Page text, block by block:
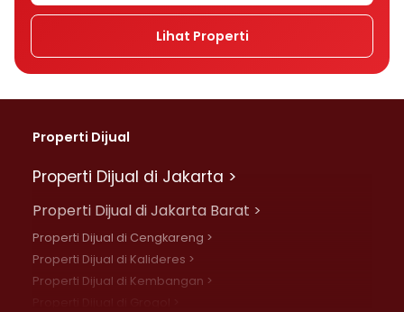
Lihat Properti
Properti Dijual
Properti Dijual di Jakarta >
Properti Dijual di Jakarta Barat >
Properti Dijual di Cengkareng >
Properti Dijual di Kalideres >
Properti Dijual di Kembangan >